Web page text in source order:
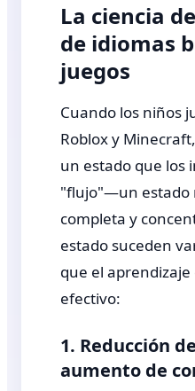
La ciencia
de idiomas
juegos
Cuando los niños
Roblox y
un estado que los
"flujo"—un estado
completa y
estado suceden
que el
efectivo:
1. Reducción
aumento de